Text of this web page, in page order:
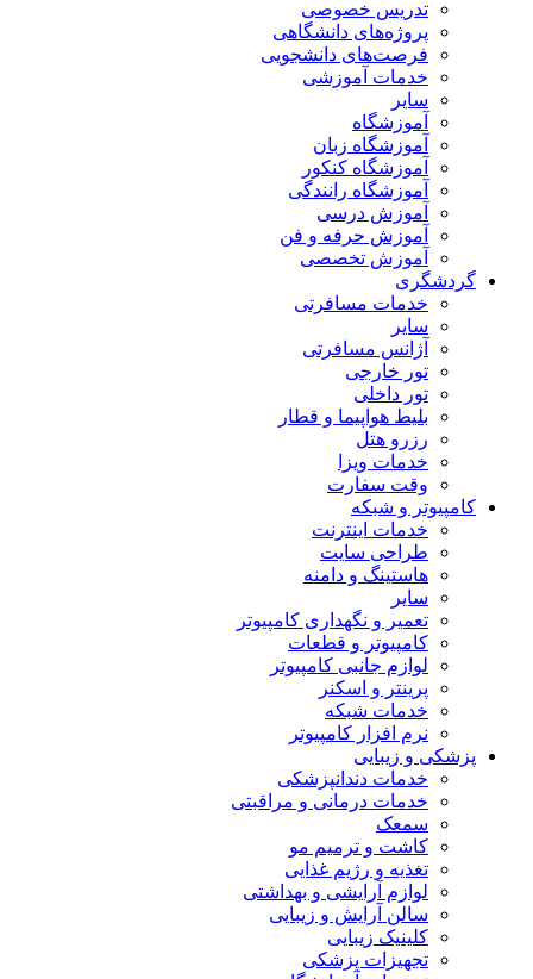
تدریس خصوصی
پروژه‌های دانشگاهی
فرصت‌های دانشجویی
خدمات آموزشی
سایر
آموزشگاه
آموزشگاه زبان
آموزشگاه کنکور
آموزشگاه رانندگی
آموزش درسی
آموزش حرفه و فن
آموزش تخصصی
گردشگری
خدمات مسافرتی
سایر
آژانس مسافرتی
تور خارجی
تور داخلی
بلیط هواپیما و قطار
رزرو هتل
خدمات ویزا
وقت سفارت
کامپیوتر و شبکه
خدمات اینترنت
طراحی سایت
هاستینگ و دامنه
سایر
تعمیر و نگهداری کامپیوتر
کامپیوتر و قطعات
لوازم جانبی کامپیوتر
پرینتر و اسکنر
خدمات شبکه
نرم افزار کامپیوتر
پزشکی و زیبایی
خدمات دندانپزشکی
خدمات درمانی و مراقبتی
سمعک
کاشت و ترمیم مو
تغذیه و رژیم غذایی
لوازم آرایشی و بهداشتی
سالن آرایش و زیبایی
کلینیک زیبایی
تجهیزات پزشکی